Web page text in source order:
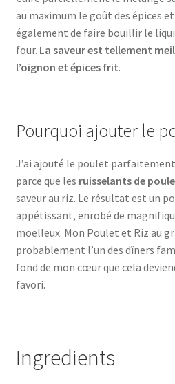
au maximum le goût des épices
également de faire bouillir le
four. La saveur est tellement
l’oignon et épices frit.
Pourquoi ajouter le
J’ai ajouté le poulet
parce que les ruisselants de
saveur au riz. Le résultat est un
appétissant, enrobé de
moelleux. Mon Poulet et Riz au
probablement l’un des dîners
fond de mon cœur que cela
favori.
Ingredients